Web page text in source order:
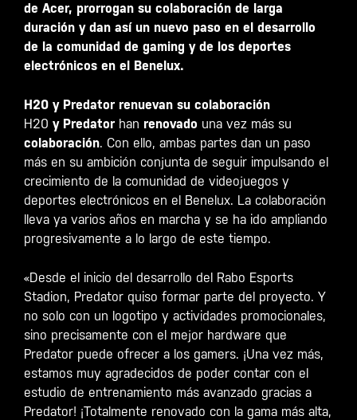
de Acer, prorrogan su colaboración de larga
duración y dan así un nuevo paso en el desarrollo
de la comunidad de gaming y de los deportes
electrónicos en el Benelux.
H20 y Predator renuevan su colaboración
H20 y Predator han renovado una vez más su
colaboración. Con ello, ambas partes dan un paso
más en su ambición conjunta de seguir impulsando el
crecimiento de la comunidad de videojuegos y
deportes electrónicos en el Benelux. La colaboración
lleva ya varios años en marcha y se ha ido ampliando
progresivamente a lo largo de este tiempo.
«Desde el inicio del desarrollo del Rabo Esports
Stadion, Predator quiso formar parte del proyecto. Y
no solo con un logotipo y actividades promocionales,
sino precisamente con el mejor hardware que
Predator puede ofrecer a los gamers. ¡Una vez más,
estamos muy agradecidos de poder contar con el
estudio de entrenamiento más avanzado gracias a
Predator! ¡Totalmente renovado con la gama más alta,